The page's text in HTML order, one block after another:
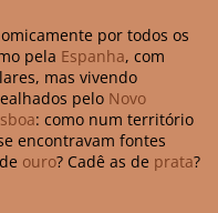
por todos os
pela Espanha, com
mas vivendo
pelo Novo
: como num território
encontravam fontes
ouro? Cadê as de prata?